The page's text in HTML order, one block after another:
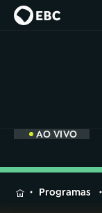
AO VIVO
MENUProgramas